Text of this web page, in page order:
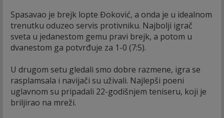
Spasavao je brejk lopte Đoković, a onda je u idealnom
trenutku oduzeo servis protivniku. Najbolji igrač
sveta u jedanestom gemu pravi brejk, a potom u
dvanestom ga potvrđuje za 1-0 (7:5).
U drugom setu gledali smo dobre razmene, igra se
rasplamsala i navijači su uživali. Najlepši poeni
uglavnom su pripadali 22-godišnjem teniseru, koji je
briljirao na mreži.